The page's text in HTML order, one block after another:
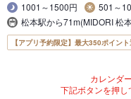
1001～1500円
501～
松本駅から71m(MIDORI 松
【アプリ予約限定】最大350ポイン
カレンダ
下記ボタンを押し